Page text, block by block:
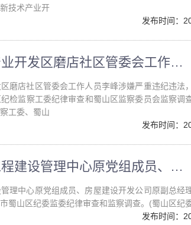
技术产业开
发布时间：
合肥新站高新技术产业开发区磨店社区管委会工作人员李峰接受纪律审查和监察调查
磨店社区管委会工作人员李峰涉嫌严重违纪违法
检监察工委纪律审查和蜀山区监察委员会监察调
工委、蜀山
发布时间：
合肥市蜀山区重点工程建设管理中心原党组成员、房屋建设开发公司原副总经理裴韡接受纪律审查和监察调查
理中心原党组成员、房屋建设开发公司原副总经
蜀山区纪委监委纪律审查和监察调查。(蜀山区纪
发布时间：